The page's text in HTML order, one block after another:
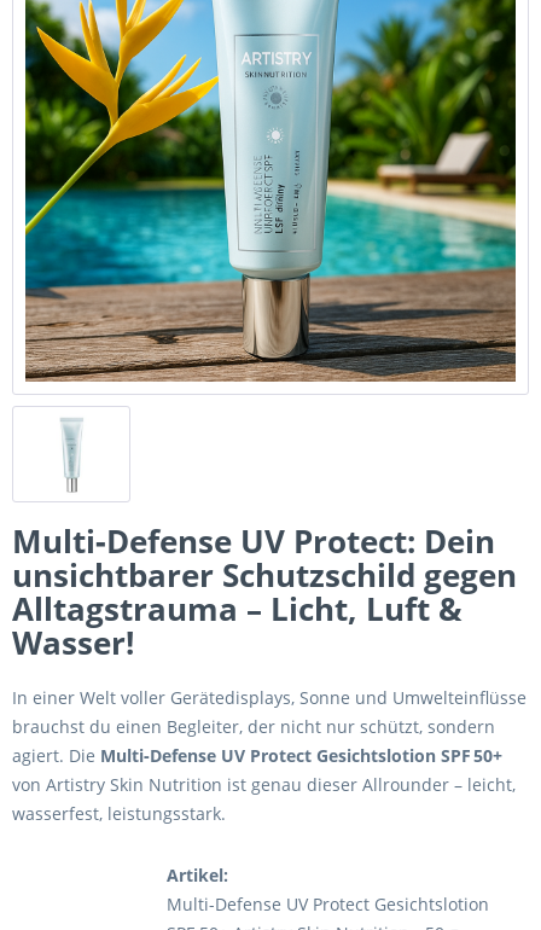
Multi‑Defense UV Protect: Dein
unsichtbarer Schutzschild gegen
Alltagstrauma – Licht, Luft &
Wasser!
In einer Welt voller Gerätedisplays, Sonne und Umwelteinflüsse
brauchst du einen Begleiter, der nicht nur schützt, sondern
agiert. Die Multi‑Defense UV Protect Gesichtslotion SPF 50+
von Artistry Skin Nutrition ist genau dieser Allrounder – leicht,
wasserfest, leistungsstark.
Artikel:
Multi-Defense UV Protect Gesichtslotion